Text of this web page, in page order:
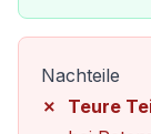
Nachteile
Teure